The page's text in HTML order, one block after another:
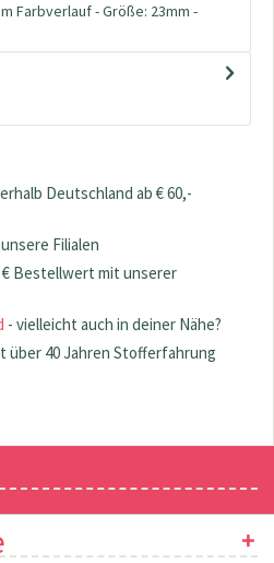
Farbverlauf - Größe: 23mm -
Deutschland ab € 60,-
Filialen
Bestellwert mit unserer
- vielleicht auch in deiner Nähe?
über 40 Jahren Stofferfahrung